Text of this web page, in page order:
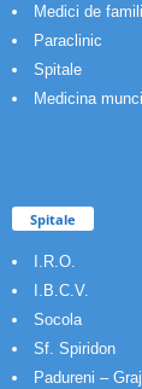
Medici de
Paraclinic
Spitale
Medicina
Spitale
I.R.O.
I.B.C.V.
Socola
Sf. Spiridon
Padureni –